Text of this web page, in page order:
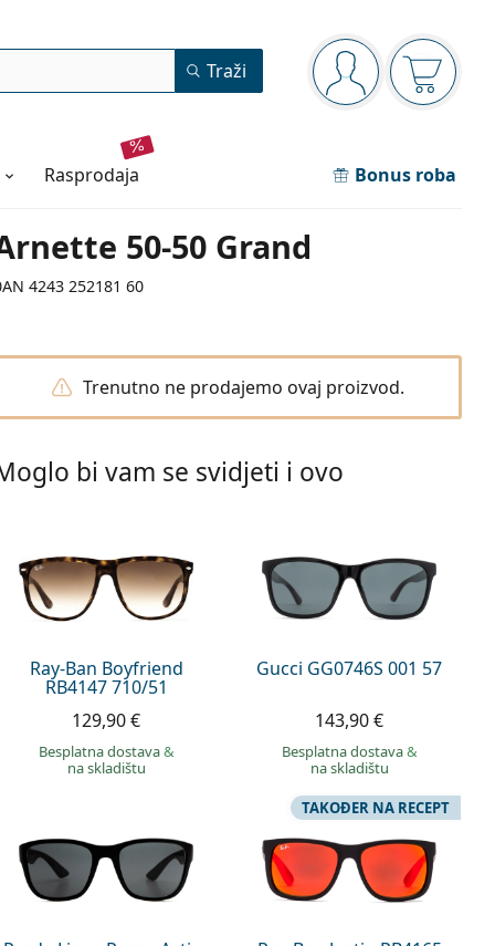
Navigacijska ploča
ste prijavljeni
Traži
rasprodaja Bonus roba
50-50 Grand
4243 252181 60
Trenutno ne prodajemo ovaj proizvod.
bi vam se svidjeti i ovo
Ray-Ban Boyfriend
RB4147 710/51
129,90 €
Besplatna dostava&
na skladištu
Gucci GG0746S 001 57
143,90 €
Besplatna dostava&
na skladištu
TAKOĐER NA RECEPT